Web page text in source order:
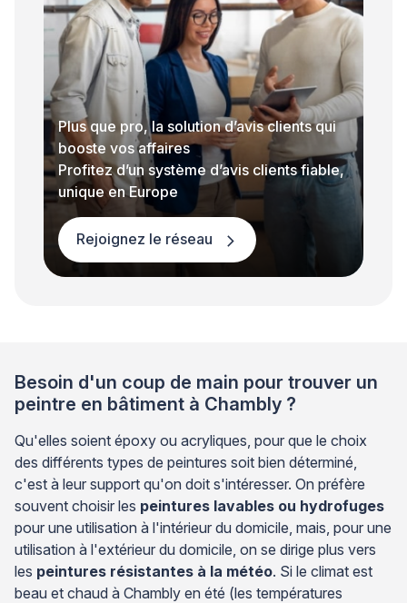
Plus que pro, la solution d’avis clients qui
booste vos affaires
Profitez d’un système d’avis clients fiable,
unique en Europe
Rejoignez le réseau
Besoin d'un coup de main pour trouver un
peintre en bâtiment à Chambly ?
Qu'elles soient époxy ou acryliques, pour que le choix
des différents types de peintures soit bien déterminé,
c'est à leur support qu'on doit s'intéresser. On préfère
souvent choisir les peintures lavables ou hydrofuges
pour une utilisation à l'intérieur du domicile, mais, pour une
utilisation à l'extérieur du domicile, on se dirige plus vers
les peintures résistantes à la météo. Si le climat est
beau et chaud à Chambly en été (les températures